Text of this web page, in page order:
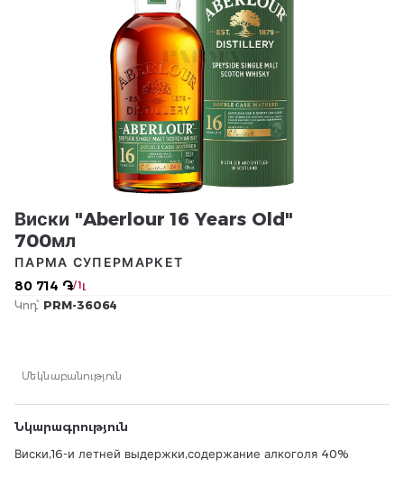
Виски "Aberlour 16 Years Old"
700мл
80 714 ֏/ 1լ
ПАРМА СУПЕРМАРКЕТ
Կոդ՝ PRM-36064
Մեկնաբանություն
Նկարագրություն
Виски,16-и летней выдержки,содержание алкоголя 40%